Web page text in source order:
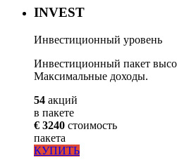
INVEST
Инвестиционный уровень
Инвестиционный пакет
Максимальные доходы.
54 акций
в пакете
€ 3240 стоимость
пакета
КУПИТЬ